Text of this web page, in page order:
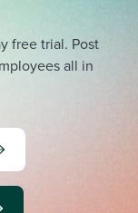
free trial. Post
all in